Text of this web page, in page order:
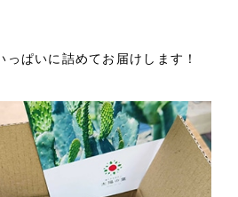
っぱいに詰めてお届けします！